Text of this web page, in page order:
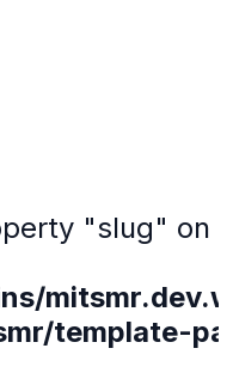
"slug" on
template-